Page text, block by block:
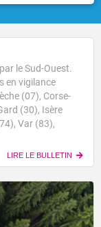
le Sud-Ouest.
en vigilance
(07), Corse-
(30), Isère
Var (83),
LIRE LE BULLETIN